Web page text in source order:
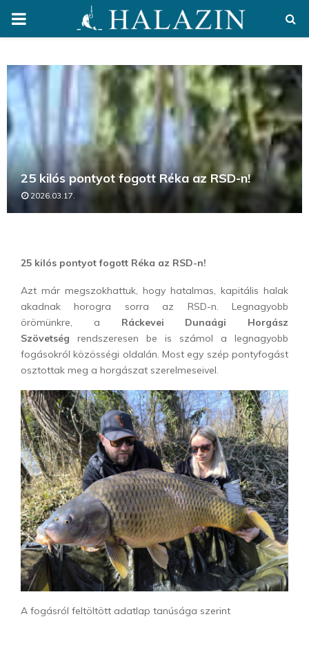
PRIMARY
25 kilós pontyot fogott Réka az RSD-n!
2026.03.17.
25 kilós pontyot fogott Réka az RSD-n!
Azt már megszokhattuk, hogy hatalmas, kapitális halak
akadnak horogra sorra az RSD-n. Legnagyobb
örömünkre, a Ráckevei Dunaági Horgász
Szövetség rendszeresen be is számol a legnagyobb
fogásokról közösségi oldalán. Most egy szép pontyfogást
osztottak meg a horgászat szerelmeseivel.
A fogásról feltöltött adatlap tanúsága szerint